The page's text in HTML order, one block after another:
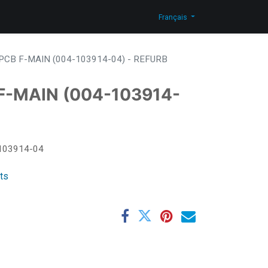
Contactez-nous Shop
Français
F-MAIN (004-103914-04) - REFURB
MAIN (004-103914-
04